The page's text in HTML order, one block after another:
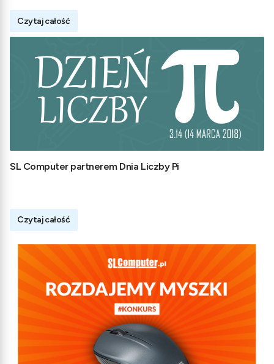
Czytaj całość
SL Computer partnerem Dnia Liczby Pi
Czytaj całość